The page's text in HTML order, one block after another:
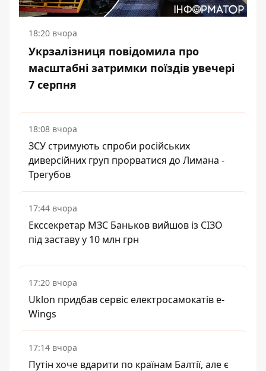
18:20 вчора
Укрзалізниця повідомила про
масштабні затримки поїздів увечері
7 серпня
18:08 вчора
ЗСУ стримують спроби російських
диверсійних груп прорватися до Лимана -
Трегубов
17:44 вчора
Екссекретар МЗС Баньков вийшов із СІЗО
під заставу у 10 млн грн
17:20 вчора
Uklon придбав сервіс електросамокатів e-
Wings
17:14 вчора
Путін хоче вдарити по країнам Балтії, але є